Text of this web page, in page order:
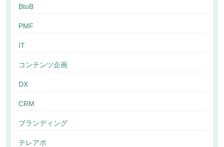
BtoB
PMF
IT
コンテンツ企画
DX
CRM
ブランディング
テレアポ